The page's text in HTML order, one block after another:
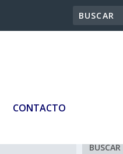
CONTACTO
BUSCAR